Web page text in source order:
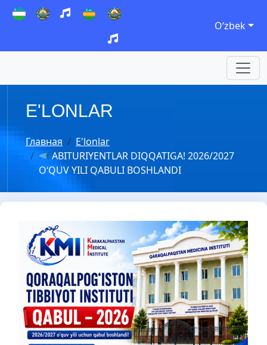
Oʻzbek
E'LONLAR
Главная
E'lonlar
ABITURIYENTLAR DIQQATIGA! 2026/2027
O‘QUV YILI QABULI BOSHLANDI